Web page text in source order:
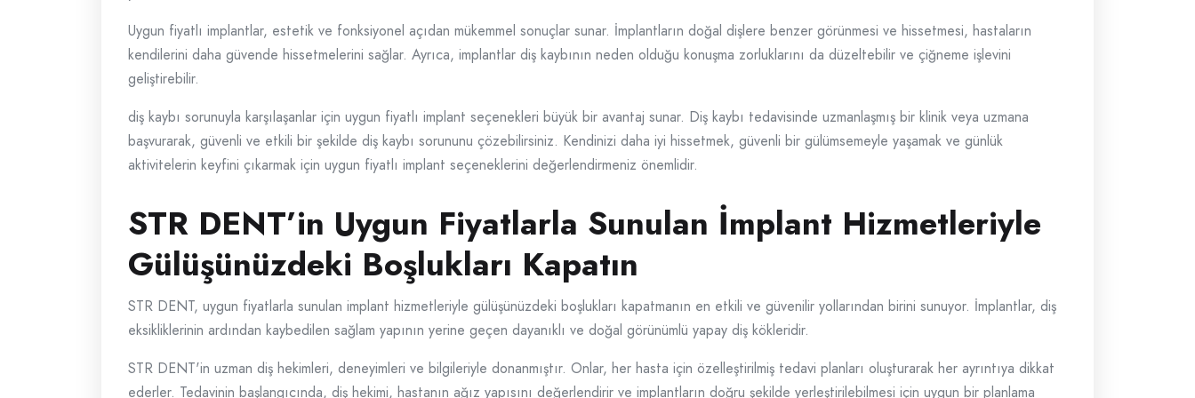
Uygun fiyatlı implantlar, estetik ve fonksiyonel açıdan mükemmel sonuçlar sunar. İmplantların doğal dişlere benzer görünmesi ve hissetmesi, hastaların
kendilerini daha güvende hissetmelerini sağlar. Ayrıca, implantlar diş kaybının neden olduğu konuşma zorluklarını da düzeltebilir ve çiğneme işlevini
geliştirebilir.
diş kaybı sorunuyla karşılaşanlar için uygun fiyatlı implant seçenekleri büyük bir avantaj sunar. Diş kaybı tedavisinde uzmanlaşmış bir klinik veya uzmana
başvurarak, güvenli ve etkili bir şekilde diş kaybı sorununu çözebilirsiniz. Kendinizi daha iyi hissetmek, güvenli bir gülümsemeyle yaşamak ve günlük
aktivitelerin keyfini çıkarmak için uygun fiyatlı implant seçeneklerini değerlendirmeniz önemlidir.
STR DENT’in Uygun Fiyatlarla Sunulan İmplant Hizmetleriyle
Gülüşünüzdeki Boşlukları Kapatın
STR DENT, uygun fiyatlarla sunulan implant hizmetleriyle gülüşünüzdeki boşlukları kapatmanın en etkili ve güvenilir yollarından birini sunuyor. İmplantlar, diş
eksikliklerinin ardından kaybedilen sağlam yapının yerine geçen dayanıklı ve doğal görünümlü yapay diş kökleridir.
STR DENT'in uzman diş hekimleri, deneyimleri ve bilgileriyle donanmıştır. Onlar, her hasta için özelleştirilmiş tedavi planları oluşturarak her ayrıntıya dikkat
ederler. Tedavinin başlangıcında, diş hekimi, hastanın ağız yapısını değerlendirir ve implantların doğru şekilde yerleştirilebilmesi için uygun bir planlama